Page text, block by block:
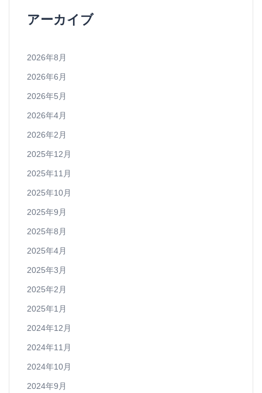
アーカイブ
2026年8月
2026年6月
2026年5月
2026年4月
2026年2月
2025年12月
2025年11月
2025年10月
2025年9月
2025年8月
2025年4月
2025年3月
2025年2月
2025年1月
2024年12月
2024年11月
2024年10月
2024年9月